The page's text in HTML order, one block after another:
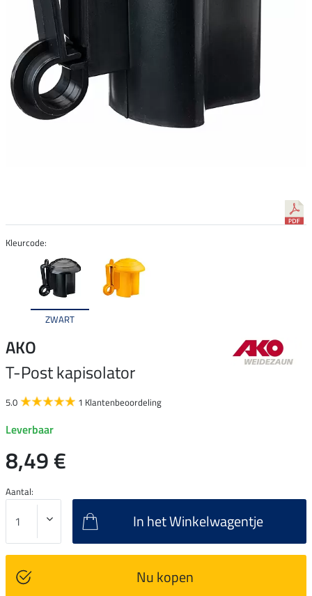
Kleurcode:
ZWART
AKO
T-Post kapisolator
5.0 1 Klantenbeoordeling
Leverbaar
8,49 €
Aantal:
In het Winkelwagentje
Nu kopen